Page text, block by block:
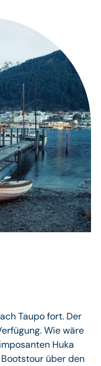
Taupo fort. Der
Wie wäre
Huka
über den